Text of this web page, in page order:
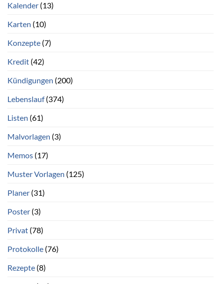
Kalender (13)
Karten (10)
Konzepte (7)
Kredit (42)
Kündigungen (200)
Lebenslauf(374)
Listen (61)
Malvorlagen (3)
Memos (17)
Muster Vorlagen (125)
Planer (31)
Poster (3)
Privat (78)
Protokolle (76)
Rezepte (8)